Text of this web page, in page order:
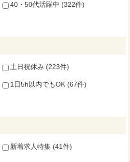
40・50代活躍中 (322件)
土日祝休み (223件)
1日5h以内でもOK (67件)
新着求人特集 (41件)